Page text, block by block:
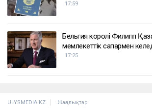
17:59
Бельгия королі Филипп
мемлекеттік сапармен
17:25
ULYSMEDIA.KZ Жаңалықтар